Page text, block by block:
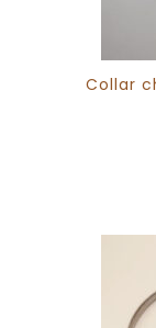
Collar